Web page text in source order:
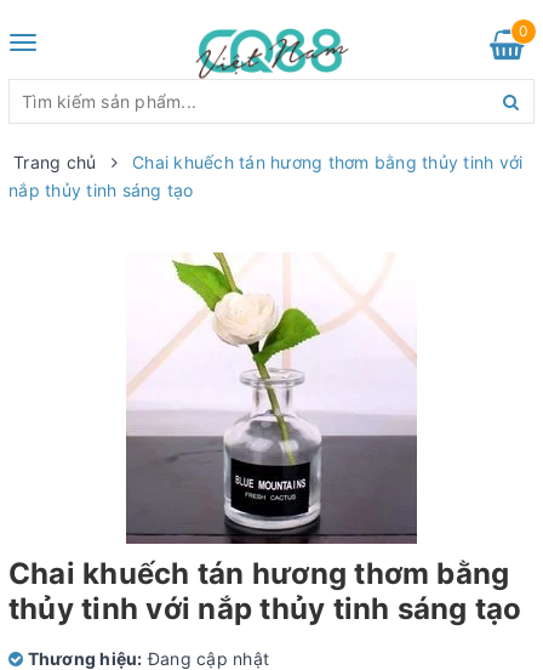
Toggle
0
Trang chủ
Chai khuếch tán hương thơm bằng thủy tinh với
nắp thủy tinh sáng tạo
Chai khuếch tán hương thơm bằng
thủy tinh với nắp thủy tinh sáng tạo
Thương hiệu: Đang cập nhật